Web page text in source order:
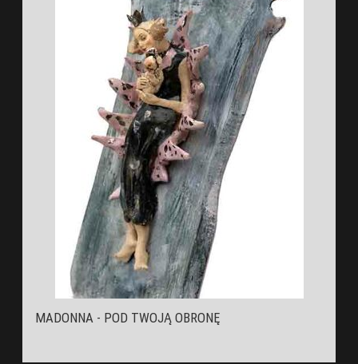
MADONNA - POD TWOJĄ OBRONĘ